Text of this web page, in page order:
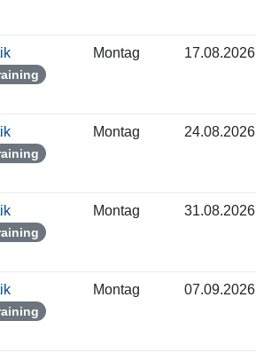
Montag 17.08.2026
Montag 24.08.2026
Montag 31.08.2026
Montag 07.09.2026